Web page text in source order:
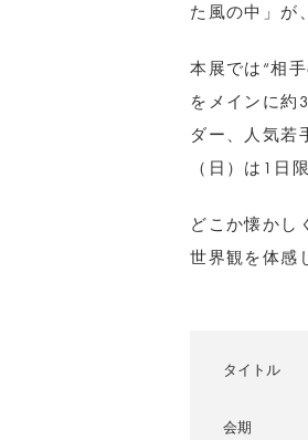
た風の中」が
本展では“相
をメインに約
ダー、人気若
（日）は1日
どこか懐かし
世界観を体感
タイトル
会期